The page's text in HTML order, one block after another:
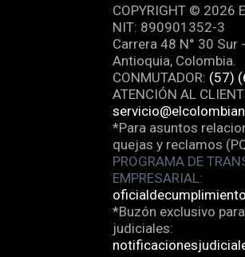
COPYRIGHT © 2026
NIT: 890901352-3
Carrera 48 N° 30 Sur
Antioquia, Colombia.
CONMUTADOR: (57)
ATENCIÓN AL
*Para asuntos
quejas y reclamos
PROGRAMA DE
EMPRESARIAL:
*Buzón exclusivo
judiciales: